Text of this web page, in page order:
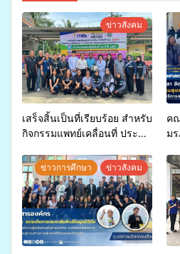
ข่าวสังคม
เสร็จสิ้นเป็นที่เรียบร้อย สำหรับ
กิจกรรมแพทย์เคลื่อนที่ ประจำ
สุขภาพแก่ประชาชนในพื้นที่
อำเภอจะนะ
ค
ม
จ่
ร
ส่
บ
เ
ชี
ข่าวการศึกษา ข่าวสังคม